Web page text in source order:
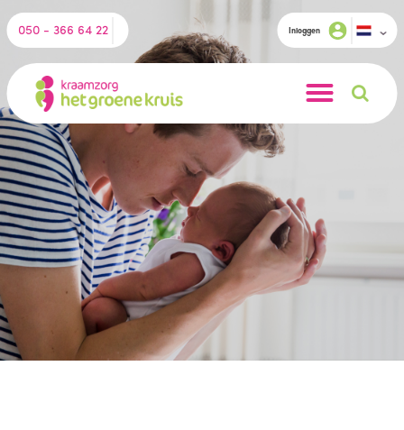
050 - 366 64 22 Inloggen